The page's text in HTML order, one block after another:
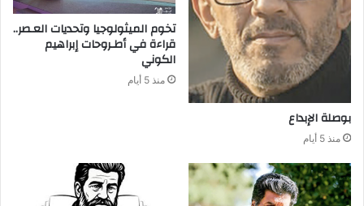
بوصلة‭ ‬الإبداع
منذ 5 أيام
‬الكوني
منذ 5 أيام